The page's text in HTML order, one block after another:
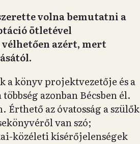
volna bemutatni a
ötletével
azért, mert
a könyv projektvezetője és a
azonban Bécsben él.
Érthető az óvatosság a szülők
van szó;
közéleti kísérőjelenségek